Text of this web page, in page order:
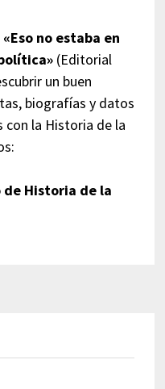
«Eso no estaba en
(Editorial
un buen
biografías y datos
la Historia de la
de Historia de la